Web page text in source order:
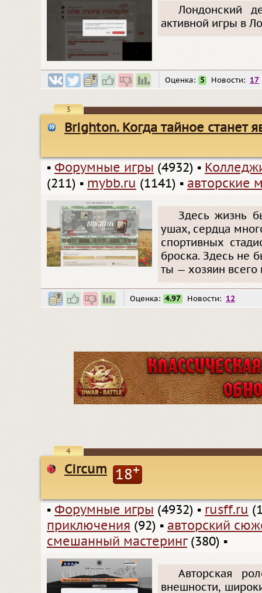
Лондонский
активной игры в
Оценка: 5 Новости: 17
3
Brighton. Когда тайное станет
▪ Форумные игры (4932) ▪
(211) ▪ mybb.ru (1141) ▪ авторские
Здесь жизнь
ушах, сердца
спортивных
броска. Здесь не
ты — хозяин всего
Оценка: 4.97 Новости: 12
4
Circum 18+
▪ Форумные игры (4932) ▪ rusff.ru
приключения (92) ▪ авторский
смешанный мастеринг(380) ▪
Авторская
внешности,